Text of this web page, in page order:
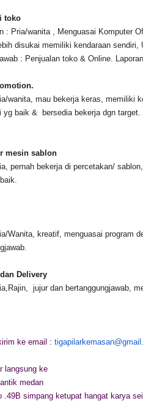
toko
: Pria/wanita , Menguasai Komputer
disukai memiliki kendaraan sendiri,
: Penjualan toko & Online.
wanita, mau bekerja keras, memiliki
yg baik & bersedia bekerja dgn target.
mesin sablon
pernah bekerja di percetakan/
Wanita, kreatif, menguasai program
Delivery
jujur dan bertanggungjawab,
ke email :
langsung ke
medan
.49B simpang ketupat hangat karya sei